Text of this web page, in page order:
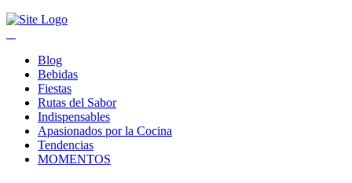
Blog
Bebidas
Fiestas
Rutas del Sabor
Indispensables
Apasionados por la Cocina
Tendencias
MOMENTOS